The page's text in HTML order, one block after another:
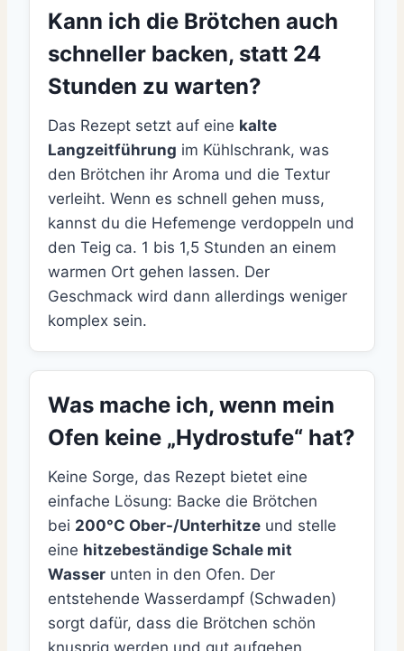
Kann ich die Brötchen auch
schneller backen, statt 24
Stunden zu warten?
Das Rezept setzt auf eine kalte
Langzeitführung im Kühlschrank, was
den Brötchen ihr Aroma und die Textur
verleiht. Wenn es schnell gehen muss,
kannst du die Hefemenge verdoppeln und
den Teig ca. 1 bis 1,5 Stunden an einem
warmen Ort gehen lassen. Der
Geschmack wird dann allerdings weniger
komplex sein.
Was mache ich, wenn mein
Ofen keine „Hydrostufe“ hat?
Keine Sorge, das Rezept bietet eine
einfache Lösung: Backe die Brötchen
bei 200°C Ober-/Unterhitze und stelle
eine hitzebeständige Schale mit
Wasser unten in den Ofen. Der
entstehende Wasserdampf (Schwaden)
sorgt dafür, dass die Brötchen schön
knusprig werden und gut aufgehen.